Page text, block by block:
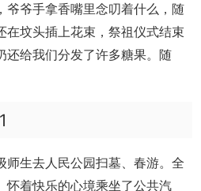
爷爷手拿香嘴里念叨着什么，随
在坟头插上花束，祭祖仪式结束
还给我们分发了许多糖果。随
师生去人民公园扫墓、春游。全
怀着快乐的心境乘坐了公共汽